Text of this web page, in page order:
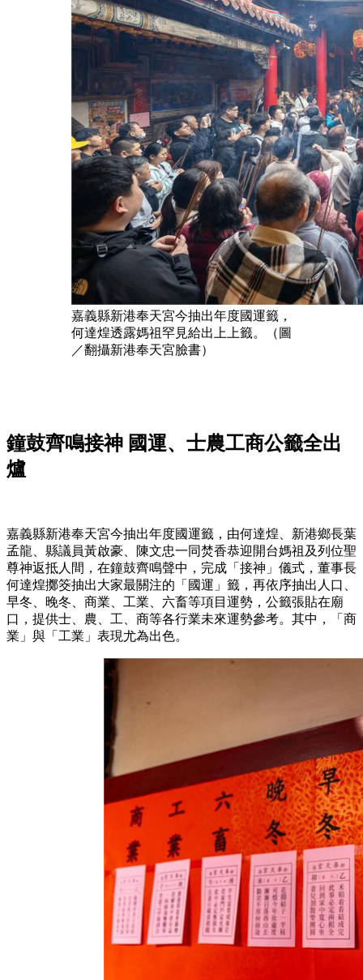
嘉義縣新港奉天宮今抽出年度國運籤，
何達煌透露媽祖罕見給出上上籤。（圖
／翻攝新港奉天宮臉書）
鐘鼓齊鳴接神 國運、士農工商公籤全出
爐
嘉義縣新港奉天宮今抽出年度國運籤，由何達煌、新港鄉長葉
孟龍、縣議員黃啟豪、陳文忠一同焚香恭迎開台媽祖及列位聖
尊神返抵人間，在鐘鼓齊鳴聲中，完成「接神」儀式，董事長
何達煌擲筊抽出大家最關注的「國運」籤，再依序抽出人口、
早冬、晚冬、商業、工業、六畜等項目運勢，公籤張貼在廟
口，提供士、農、工、商等各行業未來運勢參考。其中，「商
業」與「工業」表現尤為出色。